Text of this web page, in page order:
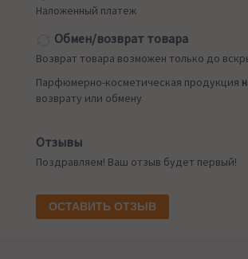
Наложенный платеж
Обмен/возврат товара
Возврат товара возможен только до
Парфюмерно-косметическая продукция
возврату или обмену
Отзывы
Поздравляем! Ваш отзыв будет первый!
ОСТАВИТЬ ОТЗЫВ